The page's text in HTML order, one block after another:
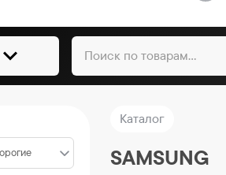
Каталог
SAMSUNG